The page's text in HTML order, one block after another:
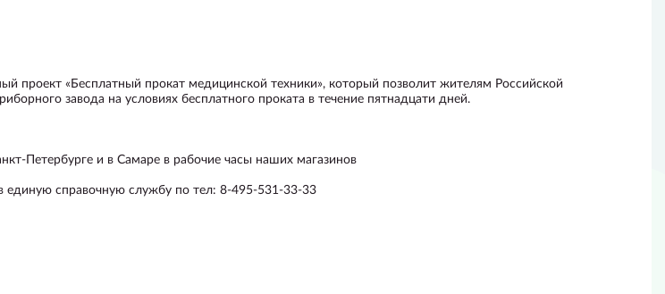
проект «Бесплатный прокат медицинской техники», который позволит жителям Российской
завода на условиях бесплатного проката в течение пятнадцати дней.
Петербурге и в Самаре в рабочие часы наших магазинов
единую справочную службу по тел: 8-495-531-33-33